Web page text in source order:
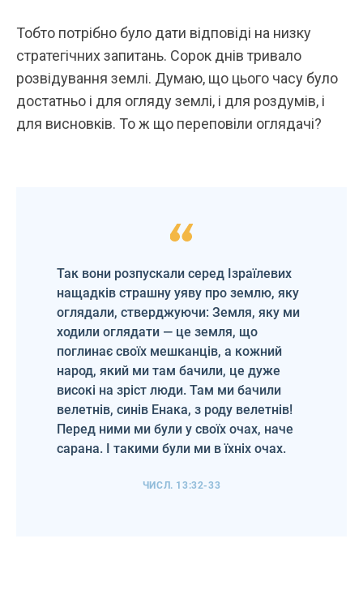
Тобто потрібно було дати відповіді на низку
стратегічних запитань. Сорок днів тривало
розвідування землі. Думаю, що цього часу було
достатньо і для огляду землі, і для роздумів, і
для висновків. То ж що переповіли оглядачі?
Так вони розпускали серед Ізраїлевих
нащадків страшну уяву про землю, яку
оглядали, стверджуючи: Земля, яку ми
ходили оглядати — це земля, що
поглинає своїх мешканців, а кожний
народ, який ми там бачили, це дуже
високі на зріст люди. Там ми бачили
велетнів, синів Енака, з роду велетнів!
Перед ними ми були у своїх очах, наче
сарана. І такими були ми в їхніх очах.
ЧИСЛ. 13:32-33